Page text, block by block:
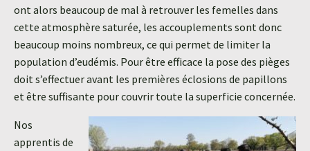
ont alors beaucoup de mal à retrouver les femelles dans
cette atmosphère saturée, les accouplements sont donc
beaucoup moins nombreux, ce qui permet de limiter la
population d’eudémis. Pour être efficace la pose des pièges
doit s’effectuer avant les premières éclosions de papillons
et être suffisante pour couvrir toute la superficie concernée.
Nos
apprentis de